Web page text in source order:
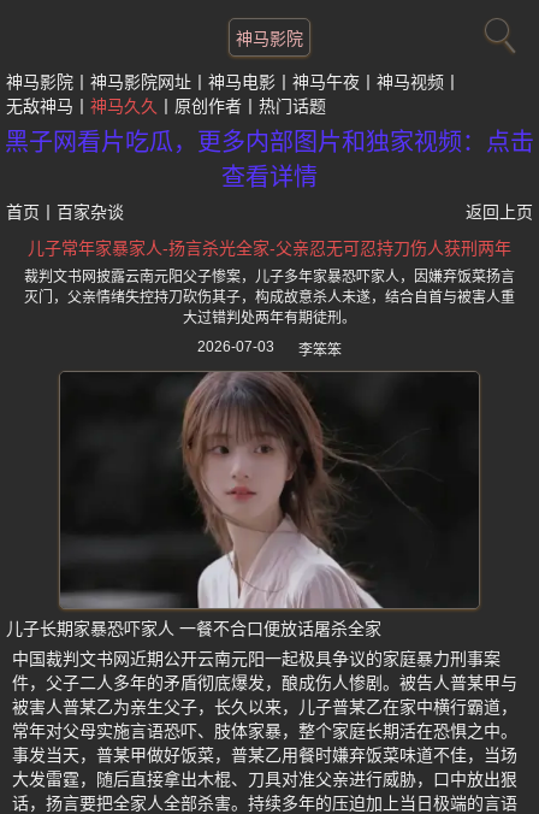
神马影院
神马影院 神马影院网址 神马电影 神马午夜
神马视频
无敌神马
神马久久 原创作者 热门话题
黑子网看片吃瓜，更多内部图片和独家视频：点击
查看详情
首页 百家杂谈
返回上页
儿子常年家暴家人-扬言杀光全家-父亲忍无可忍持刀伤人获刑两年
裁判文书网披露云南元阳父子惨案，儿子多年家暴恐吓家人，因嫌弃饭菜扬言
灭门，父亲情绪失控持刀砍伤其子，构成故意杀人未遂，结合自首与被害人重
大过错判处两年有期徒刑。
2026-07-03
李笨笨
儿子长期家暴恐吓家人 一餐不合口便放话屠杀全家
中国裁判文书网近期公开云南元阳一起极具争议的家庭暴力刑事案
件，父子二人多年的矛盾彻底爆发，酿成伤人惨剧。被告人普某甲与
被害人普某乙为亲生父子，长久以来，儿子普某乙在家中横行霸道，
常年对父母实施言语恐吓、肢体家暴，整个家庭长期活在恐惧之中。
事发当天，普某甲做好饭菜，普某乙用餐时嫌弃饭菜味道不佳，当场
大发雷霆，随后直接拿出木棍、刀具对准父亲进行威胁，口中放出狠
话，扬言要把全家人全部杀害。持续多年的压迫加上当日极端的言语